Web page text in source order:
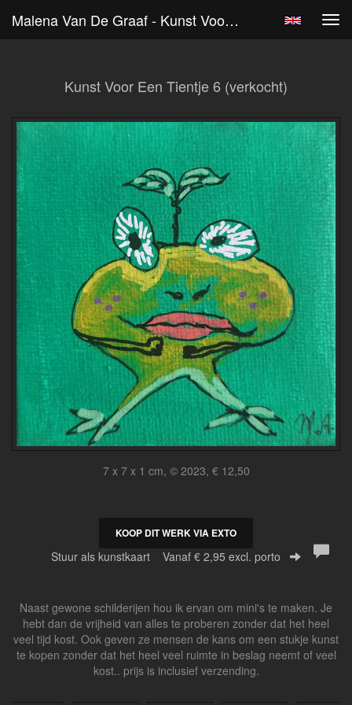
Malena Van De Graaf - Kunst Voor Een Tientje 6 (verkocht)
Kunst Voor Een Tientje 6 (verkocht)
7 x 7 x 1 cm, © 2023, € 12,50
KOOP DIT WERK VIA EXTO
Stuur als kunstkaart Vanaf € 2,95 excl. porto
Naast gewone schilderijen hou ik ervan om mini's te maken. Je
hebt dan de vrijheid van alles te proberen zonder dat het heel
veel tijd kost. Ook geven ze mensen de kans om een stukje kunst
te kopen zonder dat het heel veel ruimte in beslag neemt of veel
kost.. prijs is inclusief verzending.